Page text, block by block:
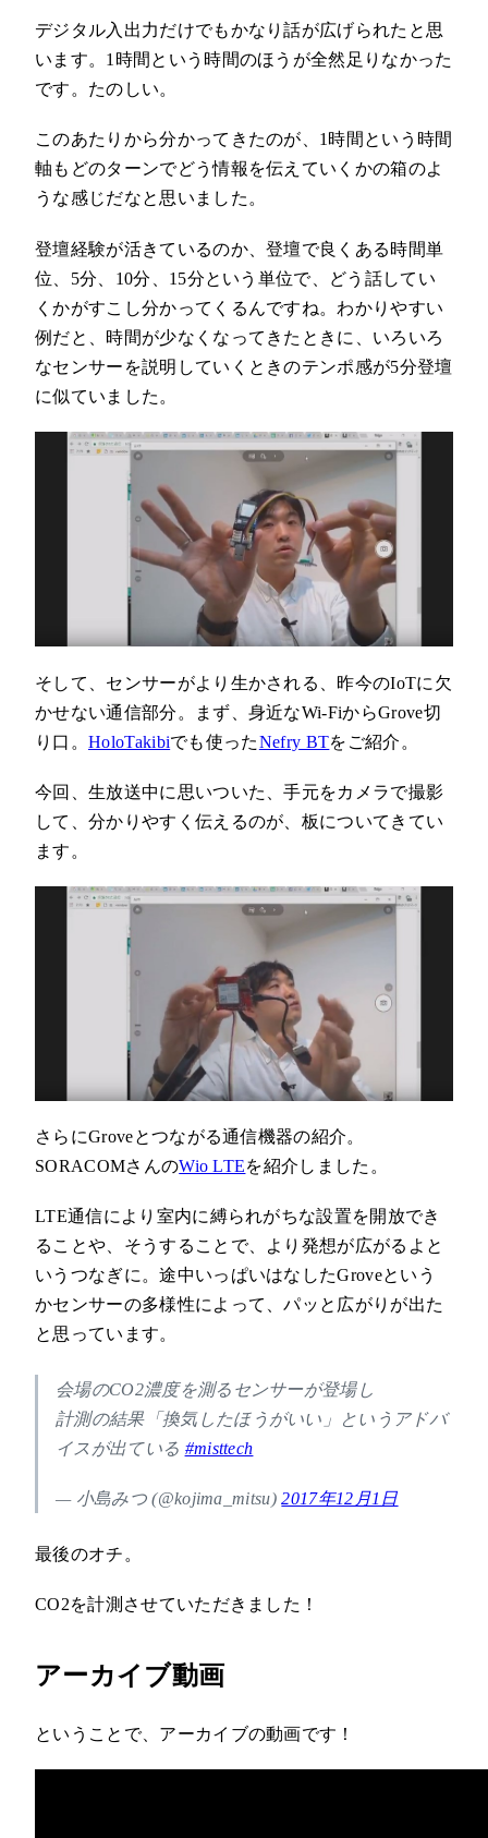
デジタル入出力だけでもかなり話が広げられたと思
います。1時間という時間のほうが全然足りなかった
です。たのしい。
このあたりから分かってきたのが、1時間という時間
軸もどのターンでどう情報を伝えていくかの箱のよ
うな感じだなと思いました。
登壇経験が活きているのか、登壇で良くある時間単
位、5分、10分、15分という単位で、どう話してい
くかがすこし分かってくるんですね。わかりやすい
例だと、時間が少なくなってきたときに、いろいろ
なセンサーを説明していくときのテンポ感が5分登壇
に似ていました。
そして、センサーがより生かされる、昨今のIoTに欠
かせない通信部分。まず、身近なWi-FiからGrove切
り口。 HoloTakibiでも使ったNefry BTをご紹介。
今回、生放送中に思いついた、手元をカメラで撮影
して、分かりやすく伝えるのが、板についてきてい
ます。
さらにGroveとつながる通信機器の紹介。
SORACOMさんのWio LTEを紹介しました。
LTE通信により室内に縛られがちな設置を開放でき
ることや、そうすることで、より発想が広がるよと
いうつなぎに。途中いっぱいはなしたGroveという
かセンサーの多様性によって、パッと広がりが出た
と思っています。
会場のCO2濃度を測るセンサーが登場し
計測の結果「換気したほうがいい」というアドバ
イスが出ている #misttech
— 小島みつ (@kojima_mitsu)2017年12月1日
最後のオチ。
CO2を計測させていただきました！
アーカイブ動画
ということで、アーカイブの動画です！